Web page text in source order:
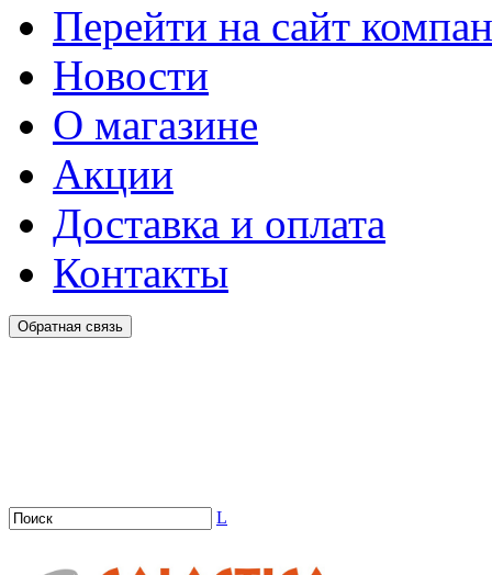
Перейти на сайт
Новости
О магазине
Акции
Доставка и оплата
Контакты
Обратная связь
L